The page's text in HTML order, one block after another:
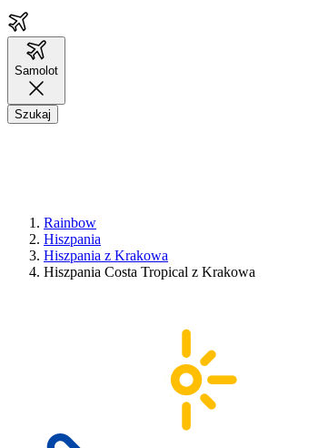
Samolot
Szukaj
Rainbow
Hiszpania
Hiszpania z Krakowa
Hiszpania Costa Tropical z Krakowa